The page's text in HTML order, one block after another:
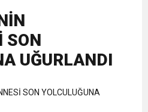
CEMİYETİ
HABERAL
“KAN VERMEK
SON
UĞURLANDI